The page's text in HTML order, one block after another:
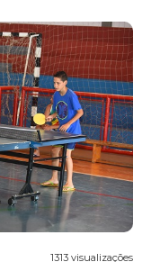
1313 visualizações